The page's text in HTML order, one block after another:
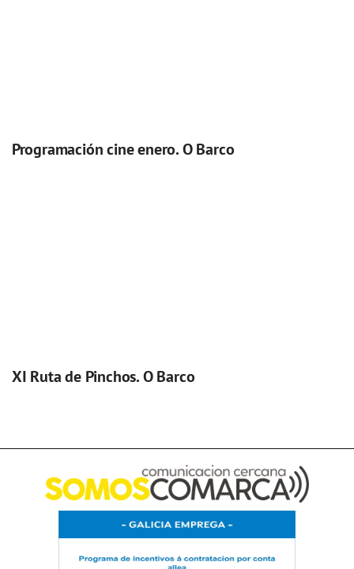
Programación cine enero. O Barco
XI Ruta de Pinchos. O Barco